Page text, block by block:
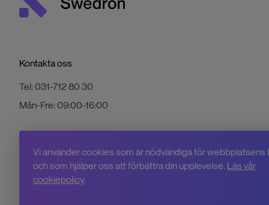
Kontakta oss
Tel:031-712 80 30
Mån-Fre:09:00-16:00
Vi använder cookies som är nödvändiga för webbplatsens
och som hjälper oss att förbättra din upplevelse. Läs vår
cookiepolicy.